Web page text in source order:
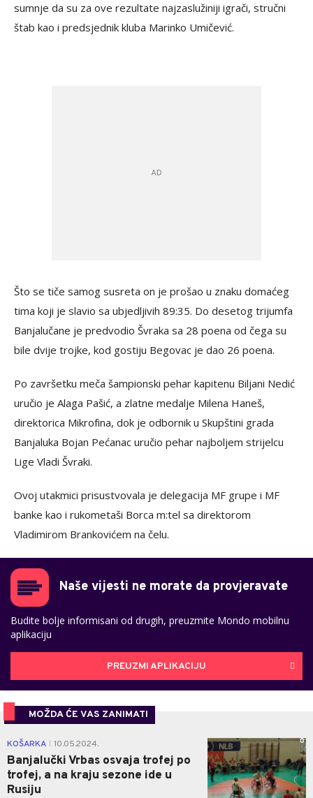
sumnje da su za ove rezultate najzaslužiniji igrači, stručni
štab kao i predsjednik kluba Marinko Umičević.
Što se tiče samog susreta on je prošao u znaku domaćeg
tima koji je slavio sa ubjedljivih 89:35. Do desetog trijumfa
Banjalučane je predvodio Švraka sa 28 poena od čega su
bile dvije trojke, kod gostiju Begovac je dao 26 poena.
Po završetku meča šampionski pehar kapitenu Biljani Nedić
uručio je Alaga Pašić, a zlatne medalje Milena Haneš,
direktorica Mikrofina, dok je odbornik u Skupštini grada
Banjaluka Bojan Pećanac uručio pehar najboljem strijelcu
Lige Vladi Švraki.
Ovoj utakmici prisustvovala je delegacija MF grupe i MF
banke kao i rukometaši Borca m:tel sa direktorom
Vladimirom Brankovićem na čelu.
Naše vijesti ne morate da provjeravate
Budite bolje informisani od drugih, preuzmite Mondo mobilnu
aplikaciju
PREUZMI APLIKACIJU
MOŽDA ĆE VAS ZANIMATI
KOŠARKA 10.05.2024.
Banjalučki Vrbas osvaja trofej po
trofej, a na kraju sezone ide u
Rusiju
0